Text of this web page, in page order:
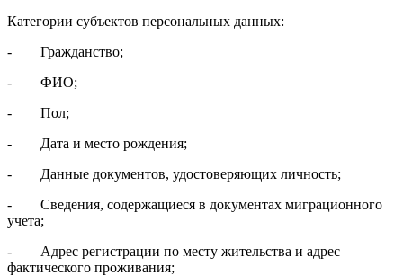
Категории субъектов персональных данных:
- Гражданство;
- ФИО;
- Пол;
- Дата и место рождения;
- Данные документов, удостоверяющих личность;
- Сведения, содержащиеся в документах миграционного
учета;
- Адрес регистрации по месту жительства и адрес
фактического проживания;